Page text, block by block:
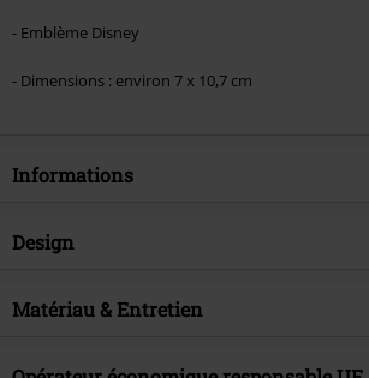
- Emblème Disney
- Dimensions : environ 7 x 10,7 cm
Informations
Article n°.
Thématiques
Design
Catégorie de produit
Matériau & Entretien
Matière extérieure Polyuréthane